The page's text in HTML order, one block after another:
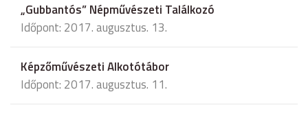
„Gubbantós” Népművészeti Találkozó
Időpont: 2017. augusztus. 13.
Képzőművészeti Alkotótábor
Időpont: 2017. augusztus. 11.